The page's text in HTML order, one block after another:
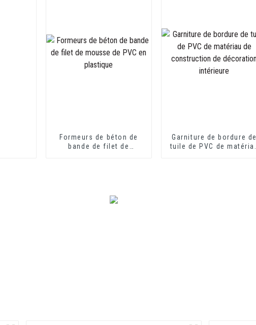
Formeurs de béton de
bande de filet de
Garniture de bordure de
tuile de PVC de matériau